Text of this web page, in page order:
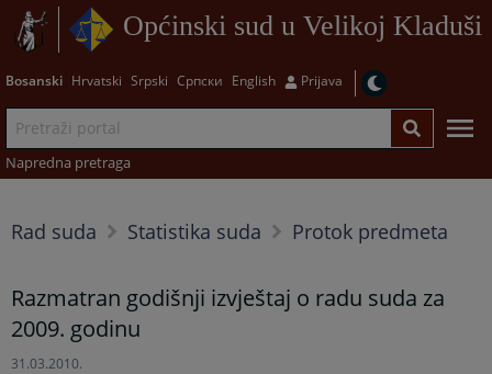
Općinski sud u Velikoj Kladuši
Bosanski Hrvatski Srpski Српски English Prijava
Napredna pretraga
Rad suda Statistika suda Protok predmeta
Razmatran godišnji izvještaj o radu suda za
2009. godinu
31.03.2010.